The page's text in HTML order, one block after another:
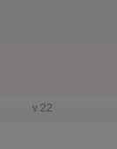
v.22